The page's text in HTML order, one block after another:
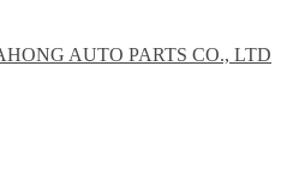
AUTO PARTS CO., LTD